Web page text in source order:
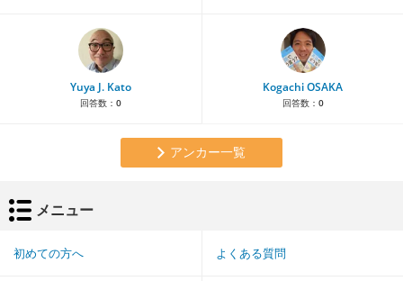
Yuya J. Kato
回答数： 0
Kogachi OSAKA
回答数： 0
アンカー一覧
メニュー
初めての方へ よくある質問